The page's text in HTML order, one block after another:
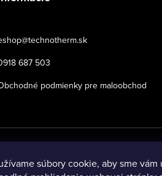
súbory cookie, aby sme vám
687 503
podmienky pre maloobchod
vyhradené.Upraviť nastavenie cookies